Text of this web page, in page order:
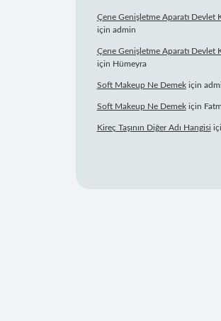
Çene Genişletme Aparatı Devlet
için admin
Çene Genişletme Aparatı Devlet
için Hümeyra
Soft Makeup Ne Demekiçin
Soft Makeup Ne Demekiçin
Kireç Taşının Diğer Adı Hangisi